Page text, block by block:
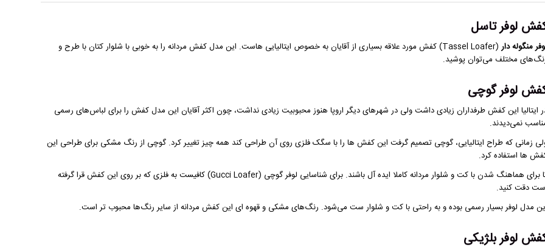
لوفر تاسل
منگوله دار
(Tassel Loafer) کفش مورد علاقه بسیاری از آقایان به خصوص ایتالیایی هاست. این مدل کفش مردانه را به خوبی با شلوار کتان با طرح و
مختلف می‌توان پوشید.
لوفر گوچی
ایتالیا این کفش طرفداران زیادی داشت ولی در شهرهای دیگر اروپا هنوز محبوبیت زیادی نداشت، چون اکثر آقایان این مدل کفش را برای لباس‌های رسمی
نمی‌دیدند.
زمانی که طراح ایتالیایی، گوچی تصمیم گرفت این کفش ها را با سگک فلزی روی آن طراحی کند همه چیز تغییر کرد. گوچی از رنگ مشکی برای طراحی این
ها استفاده کرد.
تا برای هماهنگ شدن با کت و شلوار مردانه کاملا ایده آل باشند. برای شناسایی لوفر گوچی (Gucci Loafer) کافیست به فلزی که بر روی این کفش قرا گرفته
دقت کنید.
مدل لوفر بسیار رسمی بوده و به راحتی با کت و شلوار ست می‌شود. رنگ‌های مشکی و قهوه ای این کفش مردانه از سایر رنگ‌ها محبوب تر است.
لوفر بلژیکی